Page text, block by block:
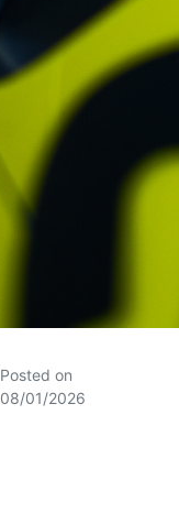
Posted on
08/01/2026